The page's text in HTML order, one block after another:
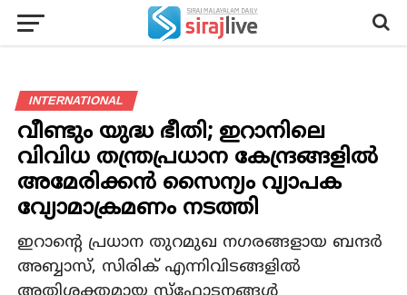
INTERNATIONAL
വീണ്ടും യുദ്ധ ഭീതി; ഇറാനിലെ
വിവിധ തന്ത്രപ്രധാന കേന്ദ്രങ്ങളില്‍
അമേരിക്കന്‍ സൈന്യം വ്യാപക
വ്യോമാക്രമണം നടത്തി
ഇറാന്റെ പ്രധാന തുറമുഖ നഗരങ്ങളായ ബന്ദര്‍
അബ്ബാസ്, സിരിക് എന്നിവിടങ്ങളില്‍